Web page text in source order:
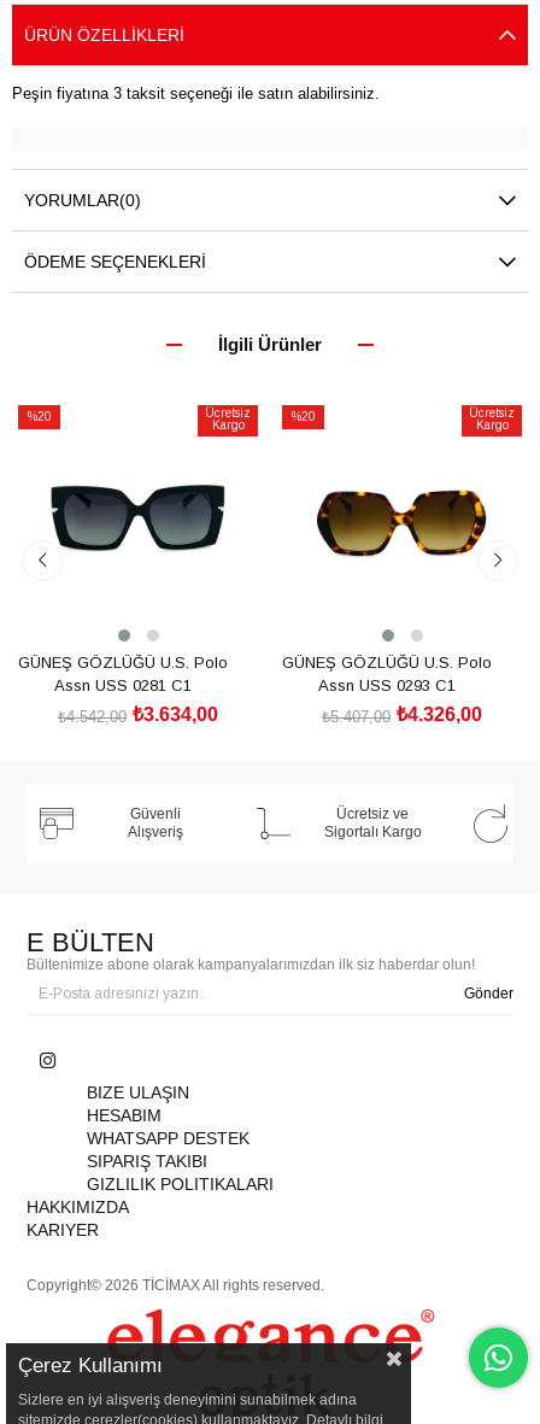
ÜRÜN ÖZELLIKLERI
Peşin fiyatına 3 taksit seçeneği ile satın alabilirsiniz.
YORUMLAR(0)
ÖDEME SEÇENEKLERI
İlgili Ürünler
%20
Ücretsiz
Kargo
GÜNEŞ GÖZLÜĞÜ U.S. Polo
Assn USS 0281 C1
₺3.634,00
₺4.542,00
%20
Ücretsiz
Kargo
GÜNEŞ GÖZLÜĞÜ U.S. Polo
Assn USS 0293 C1
₺4.326,00
₺5.407,00
Güvenli
Alışveriş
Ücretsiz ve
Sigortalı Kargo
E BÜLTEN
Bültenimize abone olarak kampanyalarımızdan ilk siz haberdar olun!
Gönder
BIZE ULAŞIN
HESABIM
WHATSAPP DESTEK
SIPARIŞ TAKIBI
GIZLILIK POLITIKALARI
HAKKIMIZDA
KARIYER
Copyright© 2026 TİCİMAX All rights reserved.
Çerez Kullanımı
Sizlere en iyi alışveriş deneyimini sunabilmek adına
sitemizde çerezler(cookies) kullanmaktayız. Detaylı bilgi